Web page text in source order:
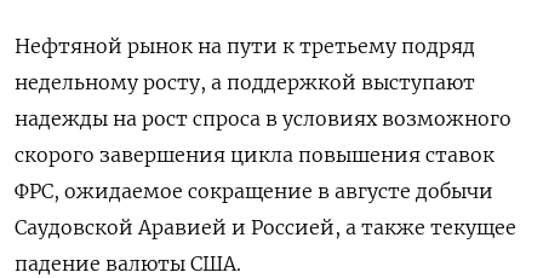
Нефтяной рынок на пути к третьему подряд
недельному росту, а поддержкой выступают
надежды на рост спроса в условиях возможного
скорого завершения цикла повышения ставок
ФРС, ожидаемое сокращение в августе добычи
Саудовской Аравией и Россией, а также текущее
падение валюты США.